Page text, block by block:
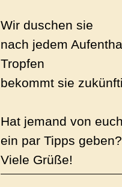
Wir duschen sie
nach jedem
Tropfen
bekommt sie
Hat jemand von
ein par Tipps geben?
Viele Grüße!